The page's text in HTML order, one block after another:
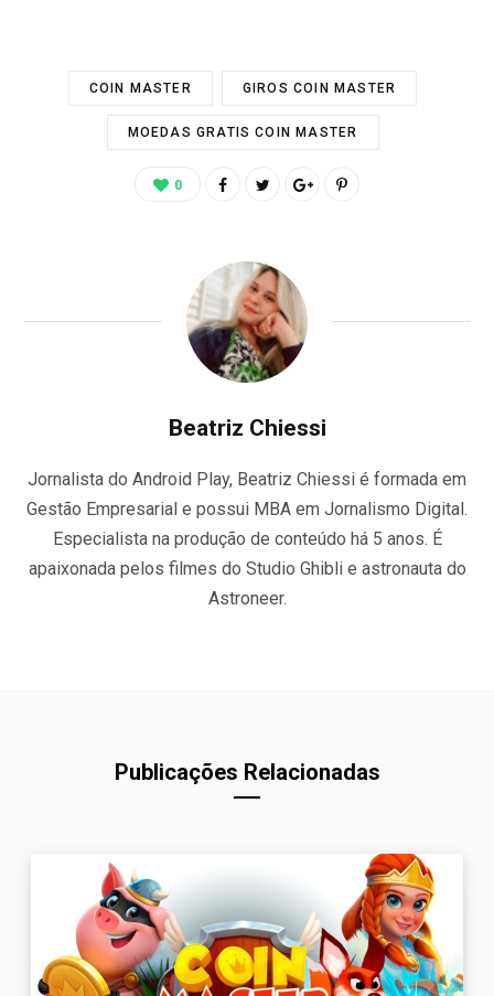
COIN MASTER GIROS COIN MASTER
MOEDAS GRATIS COIN MASTER
0
Beatriz Chiessi
Jornalista do Android Play, Beatriz Chiessi é formada em
Gestão Empresarial e possui MBA em Jornalismo Digital.
Especialista na produção de conteúdo há 5 anos. É
apaixonada pelos filmes do Studio Ghibli e astronauta do
Astroneer.
Publicações Relacionadas